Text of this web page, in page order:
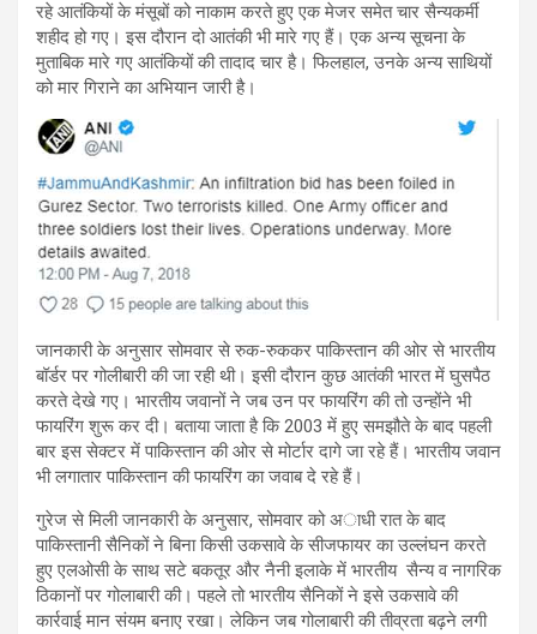
रहे आतंकियों के मंसूबों को नाकाम करते हुए एक मेजर समेत चार सैन्यकर्मी
शहीद हो गए। इस दौरान दो आतंकी भी मारे गए हैं। एक अन्य सूचना के
मुताबिक मारे गए आतंकियों की तादाद चार है। फिलहाल, उनके अन्य साथियों
को मार गिराने का अभियान जारी है।
जानकारी के अनुसार सोमवार से रुक-रुककर पाकिस्‍तान की ओर से भारतीय
बॉर्डर पर गोलीबारी की जा रही थी। इसी दौरान कुछ आतंकी भारत में घुसपैठ
करते देखे गए। भारतीय जवानों ने जब उन पर फायरिंग की तो उन्‍होंने भी
फायरिंग शुरू कर दी। बताया जाता है कि 2003 में हुए समझौते के बाद पहली
बार इस सेक्‍टर में पाकिस्‍तान की ओर से मोर्टार दागे जा रहे हैं। भारतीय जवान
भी लगातार पाकिस्‍तान की फायरिंग का जवाब दे रहे हैं।
गुरेज से मिली जानकारी के अनुसार, सोमवार को अाधी रात के बाद
पाकिस्तानी सैनिकों ने बिना किसी उकसावे के सीजफायर का उल्लंघन करते
हुए एलओसी के साथ सटे बकतूर और नैनी इलाके में भारतीय सैन्य व नागरिक
ठिकानों पर गोलाबारी की। पहले तो भारतीय सैनिकों ने इसे उकसावे की
कार्रवाई मान संयम बनाए रखा। लेकिन जब गोलाबारी की तीव्रता बढ़ने लगी